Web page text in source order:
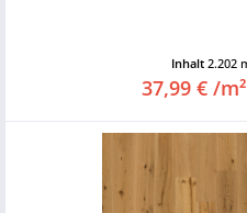
Inhalt 2.202
37,99 € /m²